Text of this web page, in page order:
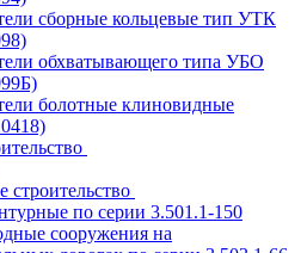
сборные кольцевые тип УТК
обхватывающего типа УБО
болотные клиновидные
строительство
по серии 3.501.1-150
сооружения на